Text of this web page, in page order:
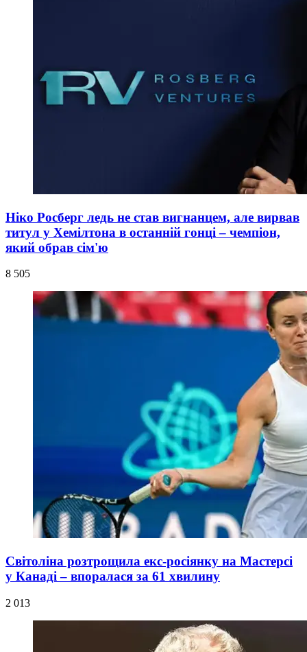
Ніко Росберг ледь не став вигнанцем, але вирвав
титул у Хемілтона в останній гонці – чемпіон,
який обрав сім'ю
8 505
Світоліна розтрощила екс-росіянку на Мастерсі
у Канаді – впоралася за 61 хвилину
2 013